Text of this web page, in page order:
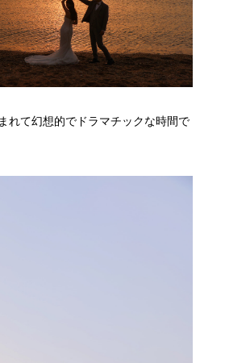
れて幻想的でドラマチックな時間で